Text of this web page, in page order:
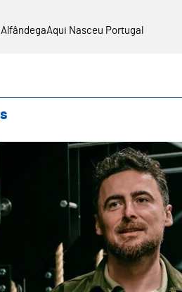
AlfândegaAqui Nasceu Portugal
nova direção artística com